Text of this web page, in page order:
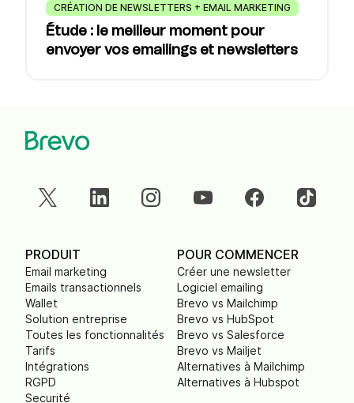
CRÉATION DE NEWSLETTERS + EMAIL MARKETING
Étude : le meilleur moment pour
envoyer vos emailings et newsletters
PRODUIT
Email marketing
Emails transactionnels
Wallet
Solution entreprise
Toutes les fonctionnalités
Tarifs
Intégrations
RGPD
Securité
POUR COMMENCER
Créer une newsletter
Logiciel emailing
Brevo vs Mailchimp
Brevo vs HubSpot
Brevo vs Salesforce
Brevo vs Mailjet
Alternatives à Mailchimp
Alternatives à Hubspot